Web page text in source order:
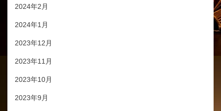
2024年2月
2024年1月
2023年12月
2023年11月
2023年10月
2023年9月